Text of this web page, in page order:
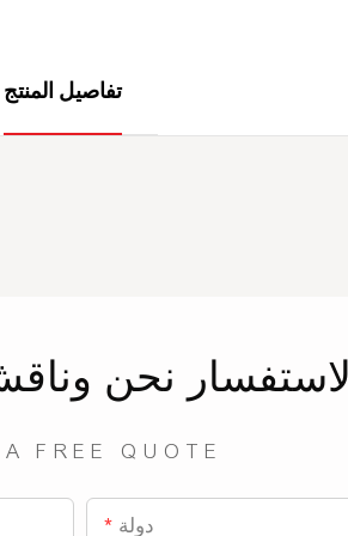
تفاصيل المنتج
نحن
FREE QUOTE
دولة